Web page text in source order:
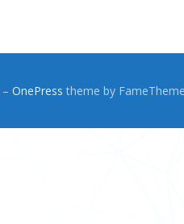
– OnePress theme by